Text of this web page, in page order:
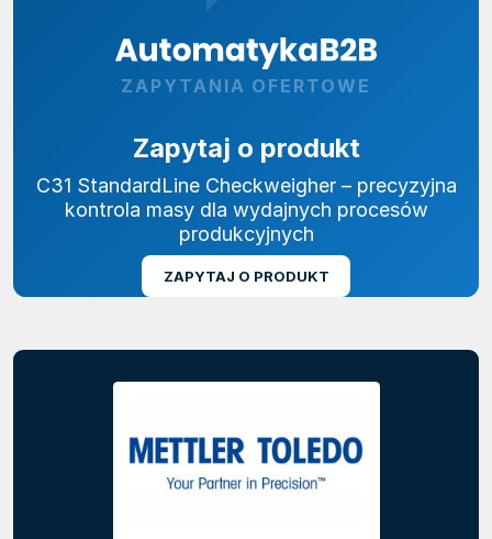
ZAPYTANIA OFERTOWE
Zapytaj o produkt
C31 StandardLine Checkweigher – precyzyjna
kontrola masy dla wydajnych procesów
produkcyjnych
ZAPYTAJ O PRODUKT